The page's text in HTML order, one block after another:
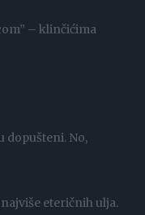
– klinčićima
dopušteni. No,
eteričnih ulja.